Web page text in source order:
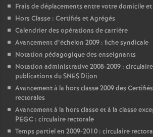
Frais de déplacements entre votre domicile
Hors Classe : Certifiés et Agrégés
Calendrier des opérations de carrière
Avancement d’échelon 2009 : fiche syndicale
Notation pédagogique des enseignants
Notation administrative 2008-2009 :
publications du SNES Dijon
Avancement à la hors classe 2009 des
rectorales
Avancement à la hors classe et à la classe
PEGC : circulaire rectorale
Temps partiel en 2009-2010 : circulaire